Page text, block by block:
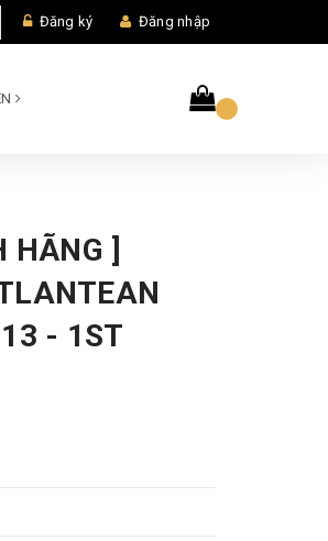
Đăng ký Đăng nhập
HÃNG ]
- 1ST